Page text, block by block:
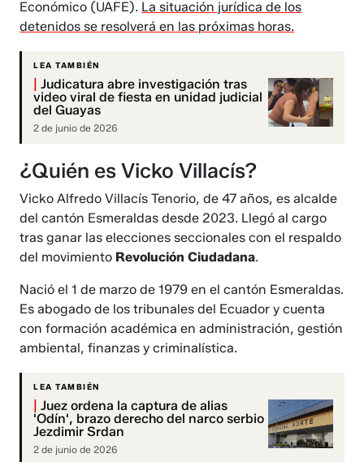
Económico (UAFE). La situación jurídica de los
detenidos se resolverá en las próximas horas.
LEA TAMBIÉN
Judicatura abre investigación tras
video viral de fiesta en unidad judicial
del Guayas
2 de junio de 2026
¿Quién es Vicko Villacís?
Vicko Alfredo Villacís Tenorio, de 47 años, es alcalde
del cantón Esmeraldas desde 2023. Llegó al cargo
tras ganar las elecciones seccionales con el respaldo
del movimiento Revolución Ciudadana.
Nació el 1 de marzo de 1979 en el cantón Esmeraldas.
Es abogado de los tribunales del Ecuador y cuenta
con formación académica en administración, gestión
ambiental, finanzas y criminalística.
LEA TAMBIÉN
Juez ordena la captura de alias
'Odín', brazo derecho del narco serbio
Jezdimir Srdan
2 de junio de 2026